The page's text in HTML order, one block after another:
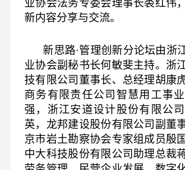
业协会法务专委会理事长裘红伟
新内容分享与交流。
新思路·管理创新分论坛由浙
业协会副秘书长何敏斐主持。浙
技有限公司董事长、总经理胡康
商务有限责任公司智慧用工事
强，浙江安道设计股份有限公
英，龙邦建设股份有限公司副董
京市岩土勘察协会专家组成员殷
中大科技股份有限公司助理总裁